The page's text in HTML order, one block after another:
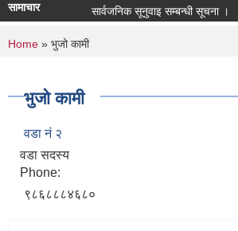
सामाचार सार्वजनिक सूनुवाइ सम्बन्धी सूचना ।
You are here
Home » भुजो कामी
भुजो कामी
वडा नं २
वडा सदस्य
Phone:
९८६८८८४६८०